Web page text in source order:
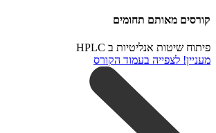
קורסים מאותם תחומים
פיתוח שיטות אנליטיות ב HPLC
מעניין! לצפייה בעמוד הקורס